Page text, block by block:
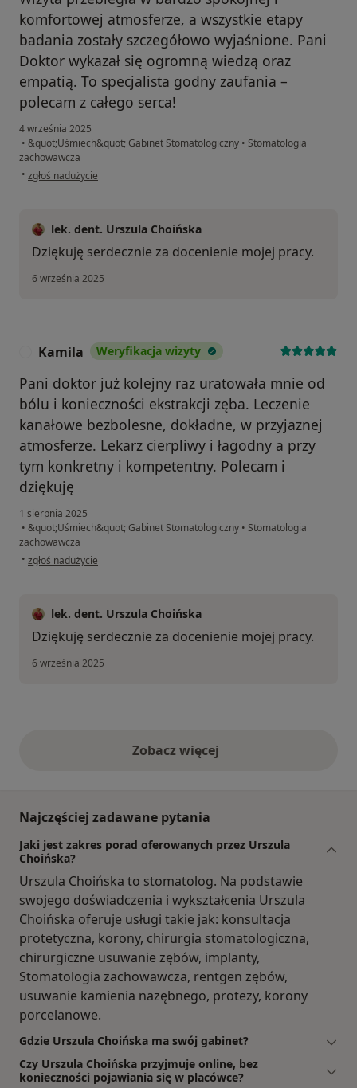
komfortowej atmosferze, a wszystkie etapy
badania zostały szczegółowo wyjaśnione. Pani
Doktor wykazał się ogromną wiedzą oraz
empatią. To specjalista godny zaufania –
polecam z całego serca!
4 września 2025
• &quot;Uśmiech&quot; Gabinet Stomatologiczny • Stomatologia
zachowawcza
• w opinii użytkownika Małgorzata
zgłoś nadużycie
lek. dent. Urszula Choińska
Dziękuję serdecznie za docenienie mojej pracy.
6 września 2025
Kamila Weryfikacja wizyty
Pani doktor już kolejny raz uratowała mnie od
bólu i konieczności ekstrakcji zęba. Leczenie
kanałowe bezbolesne, dokładne, w przyjaznej
atmosferze. Lekarz cierpliwy i łagodny a przy
tym konkretny i kompetentny. Polecam i
dziękuję
1 sierpnia 2025
• &quot;Uśmiech&quot; Gabinet Stomatologiczny • Stomatologia
zachowawcza
• w opinii użytkownika Kamila
zgłoś nadużycie
lek. dent. Urszula Choińska
Dziękuję serdecznie za docenienie mojej pracy.
6 września 2025
Zobacz więcejopinie powyżej
Najczęściej zadawane pytania
Jaki jest zakres porad oferowanych przez Urszula
Choińska?
Urszula Choińska to stomatolog. Na podstawie
swojego doświadczenia i wykształcenia Urszula
Choińska oferuje usługi takie jak: konsultacja
protetyczna, korony, chirurgia stomatologiczna,
chirurgiczne usuwanie zębów, implanty,
Stomatologia zachowawcza, rentgen zębów,
usuwanie kamienia nazębnego, protezy, korony
porcelanowe.
Gdzie Urszula Choińska ma swój gabinet?
Czy Urszula Choińska przyjmuje online, bez
konieczności pojawiania się w placówce?